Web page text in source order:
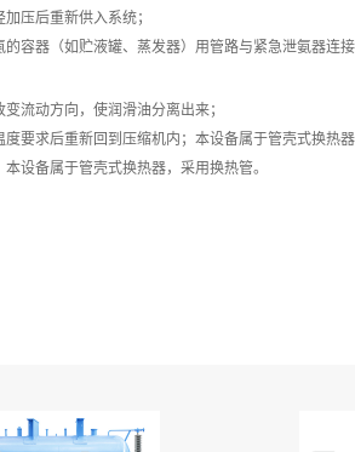
压后重新供入系统；
容器（如贮液罐、蒸发器）用管路与紧急泄氨器连
流动方向，使润滑油分离出来；
要求后重新回到压缩机内；本设备属于管壳式换热器
设备属于管壳式换热器，采用换热管。